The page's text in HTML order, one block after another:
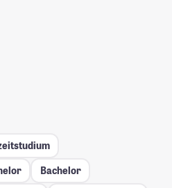
Bachelor